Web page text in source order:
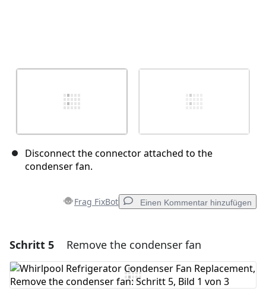
Disconnect the connector attached to the
condenser fan.
Frag FixBot Einen Kommentar hinzufügen
Einen Kommentar hinzufügen
Kommentar hinzufügen
Schritt 5 Remove the condenser fan